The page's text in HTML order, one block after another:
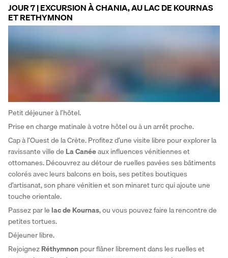
JOUR 7 | EXCURSION À CHANIA, AU LAC DE KOURNAS
ET RETHYMNON
Petit déjeuner à l’hôtel.
Prise en charge matinale à votre hôtel ou à un arrêt proche.
Cap à l’Ouest de la Crète. Profitez d’une visite libre pour explorer la
ravissante ville de La Canée aux influences vénitiennes et
ottomanes. Découvrez au détour de ruelles pavées ses bâtiments
colorés avec leurs balcons en bois, ses petites boutiques
d’artisanat, son phare vénitien et son minaret turc qui ajoute une
touche orientale.
Passez par le lac de Kournas, ou vous pouvez faire la rencontre de
petites tortues.
Déjeuner libre.
Rejoignez Réthymnon pour flâner librement dans les ruelles et